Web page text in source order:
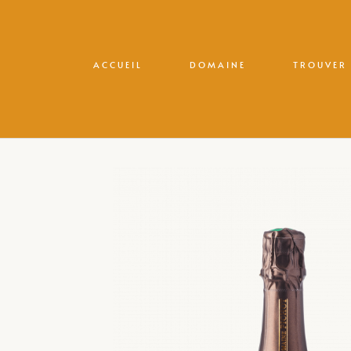
ACCUEIL DOMAINE